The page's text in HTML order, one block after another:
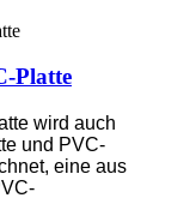
Platte
wird auch
und PVC-
eine aus